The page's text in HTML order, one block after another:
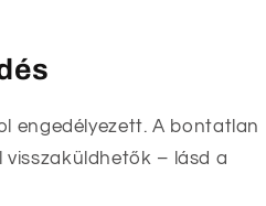
engedélyezett. A bontatlan
– lásd a